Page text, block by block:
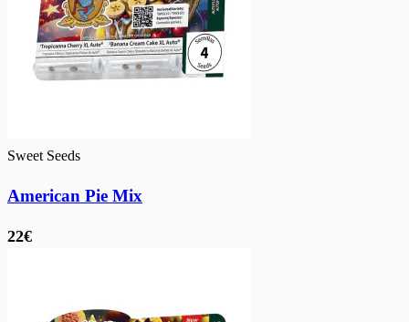
Sweet Seeds
American Pie Mix
22€